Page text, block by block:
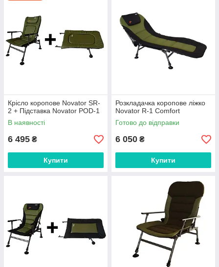
Крісло коропове Novator SR-
2 + Підставка Novator POD-1
В наявності
6 495 ₴
Купити
Розкладачка коропове ліжко
Novator R-1 Comfort
Готово до відправки
6 050 ₴
Купити